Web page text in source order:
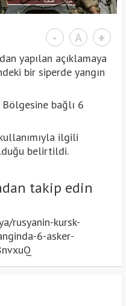
- A +
yapılan açıklamaya
bir siperde yangın
Bölgesine bağlı 6
ilgili
belirtildi.
takip edin
rusyanin-kursk-
6-asker-